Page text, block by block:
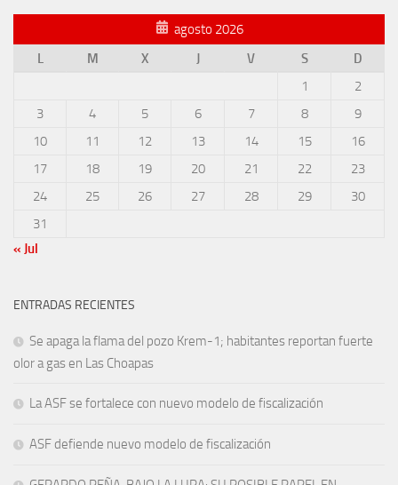
agosto 2026
L
M X J V S
D
1
2
3
4 5 6 7 8
9
10
11 12 13 14 15
16
17
18 19 20 21 22
23
24
25 26 27 28 29
30
31
« Jul
ENTRADAS RECIENTES
Se apaga la flama del pozo Krem-1; habitantes reportan fuerte
olor a gas en Las Choapas
La ASF se fortalece con nuevo modelo de fiscalización
ASF defiende nuevo modelo de fiscalización